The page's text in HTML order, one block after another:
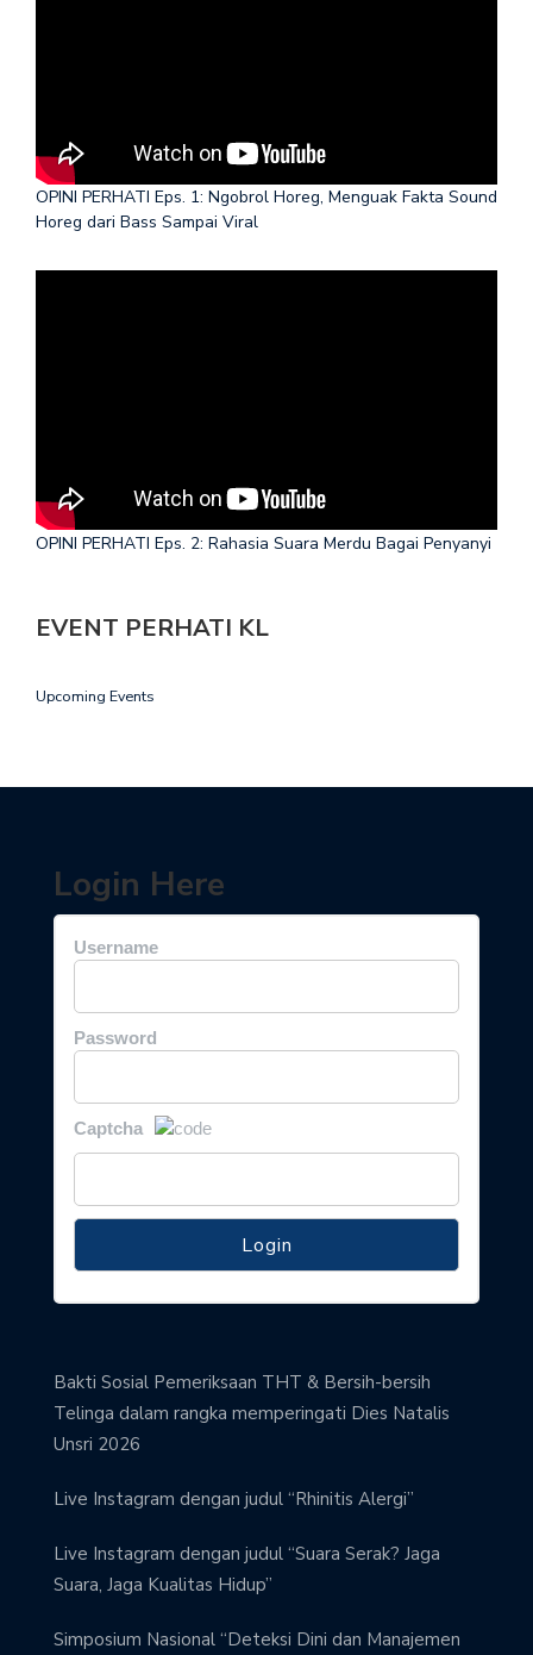
OPINI PERHATI Eps. 1: Ngobrol Horeg, Menguak Fakta Sound
Horeg dari Bass Sampai Viral
OPINI PERHATI Eps. 2: Rahasia Suara Merdu Bagai Penyanyi
EVENT PERHATI KL
Upcoming Events
Login Here
Username
Password
Captcha
Bakti Sosial Pemeriksaan THT & Bersih-bersih
Telinga dalam rangka memperingati Dies Natalis
Unsri 2026
Live Instagram dengan judul “Rhinitis Alergi”
Live Instagram dengan judul “Suara Serak? Jaga
Suara, Jaga Kualitas Hidup”
Simposium Nasional “Deteksi Dini dan Manajemen